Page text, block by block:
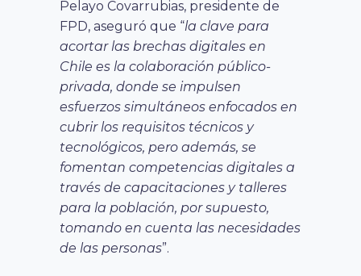
Pelayo Covarrubias, presidente de
FPD, aseguró que “la clave para
acortar las brechas digitales en
Chile es la colaboración público-
privada, donde se impulsen
esfuerzos simultáneos enfocados en
cubrir los requisitos técnicos y
tecnológicos, pero además, se
fomentan competencias digitales a
través de capacitaciones y talleres
para la población, por supuesto,
tomando en cuenta las necesidades
de las personas”.